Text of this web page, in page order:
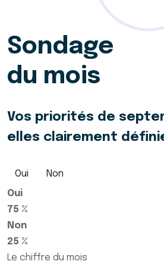
Sondage
du mois
Vos priorités de
elles clairement
Oui
Non
Oui
75 %
Non
25 %
Le chiffre du mois